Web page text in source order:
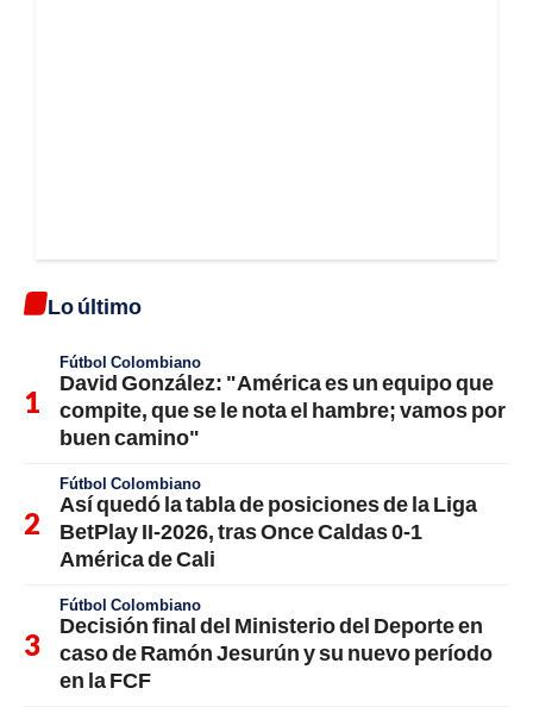
Lo último
Fútbol Colombiano
David González: "América es un equipo que
compite, que se le nota el hambre; vamos por
buen camino"
Fútbol Colombiano
Así quedó la tabla de posiciones de la Liga
BetPlay II-2026, tras Once Caldas 0-1
América de Cali
Fútbol Colombiano
Decisión final del Ministerio del Deporte en
caso de Ramón Jesurún y su nuevo período
en la FCF